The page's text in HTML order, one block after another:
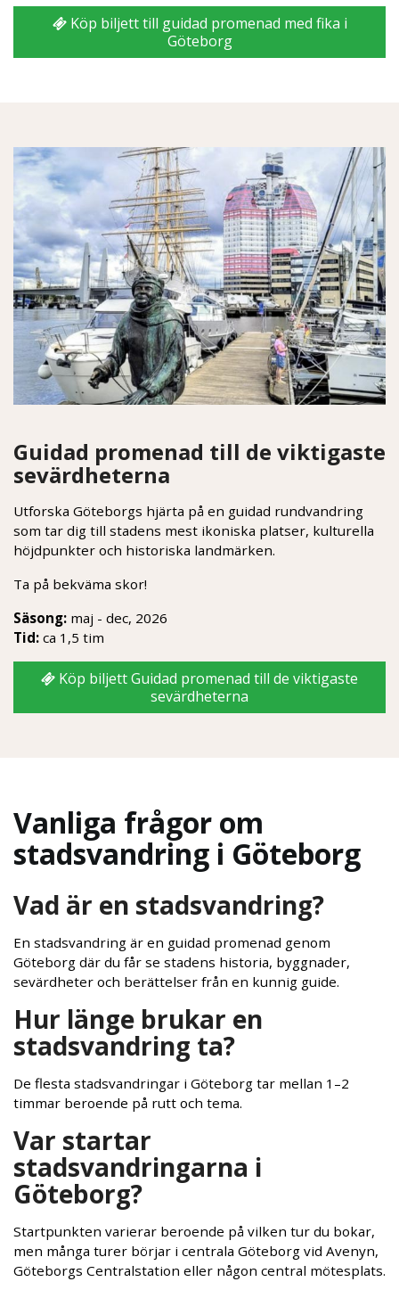
Köp biljett till guidad promenad med fika i
Göteborg
Guidad promenad till de viktigaste
sevärdheterna
Utforska Göteborgs hjärta på en guidad rundvandring
som tar dig till stadens mest ikoniska platser, kulturella
höjdpunkter och historiska landmärken.
Ta på bekväma skor!
Säsong: maj - dec, 2026
Tid: ca 1,5 tim
Köp biljett Guidad promenad till de viktigaste
sevärdheterna
Vanliga frågor om
stadsvandring i Göteborg
Vad är en stadsvandring?
En stadsvandring är en guidad promenad genom
Göteborg där du får se stadens historia, byggnader,
sevärdheter och berättelser från en kunnig guide.
Hur länge brukar en
stadsvandring ta?
De flesta stadsvandringar i Göteborg tar mellan 1–2
timmar beroende på rutt och tema.
Var startar
stadsvandringarna i
Göteborg?
Startpunkten varierar beroende på vilken tur du bokar,
men många turer börjar i centrala Göteborg vid Avenyn,
Göteborgs Centralstation eller någon central mötesplats.